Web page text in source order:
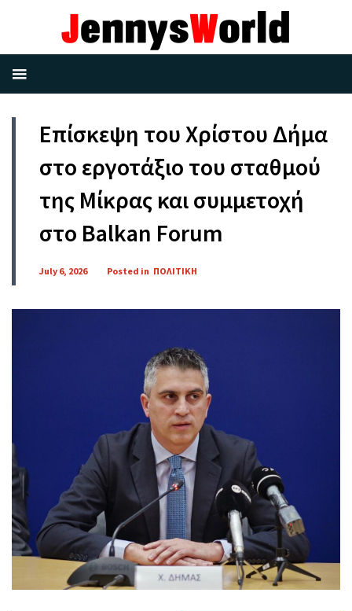
Επίσκεψη του Χρίστου Δήμα
στο εργοτάξιο του σταθμού
της Μίκρας και συμμετοχή
στο Balkan Forum
July 6, 2026 Posted in ΠΟΛΙΤΙΚΗ